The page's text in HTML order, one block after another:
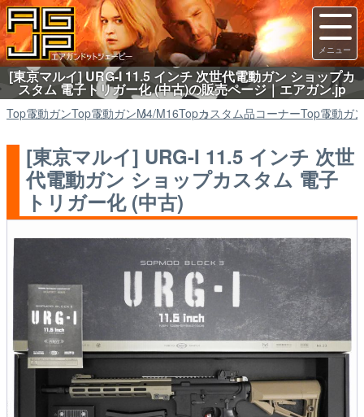
[東京マルイ] URG-I 11.5 インチ 次世代電動ガン ショップカ
スタム 電子トリガー化 (中古)の販売ページ｜エアガン.jp
Top電動ガンTop電動ガンM4/M16Topカスタム品コーナーTop電動ガ
[東京マルイ] URG-I 11.5 インチ 次世
代電動ガン ショップカスタム 電子
トリガー化 (中古)